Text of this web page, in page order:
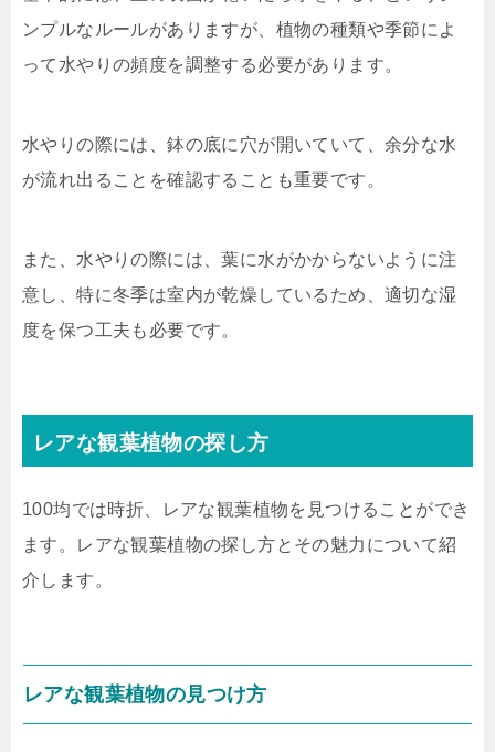
ンプルなルールがありますが、植物の種類や季節によ
って水やりの頻度を調整する必要があります。
水やりの際には、鉢の底に穴が開いていて、余分な水
が流れ出ることを確認することも重要です。
また、水やりの際には、葉に水がかからないように注
意し、特に冬季は室内が乾燥しているため、適切な湿
度を保つ工夫も必要です。
レアな観葉植物の探し方
100均では時折、レアな観葉植物を見つけることができ
ます。レアな観葉植物の探し方とその魅力について紹
介します。
レアな観葉植物の見つけ方